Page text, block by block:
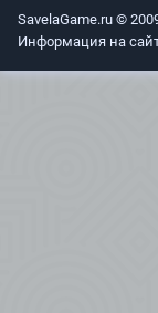
SavelaGame.ru ©
Информация на